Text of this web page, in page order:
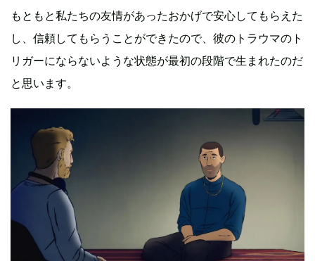
もともと私たちの友情があったおかげで安心してもらえた
し、信頼してもらうことができたので、彼のトラウマのト
リガーにならないような状態が最初の段階で生まれたのだ
と思います。